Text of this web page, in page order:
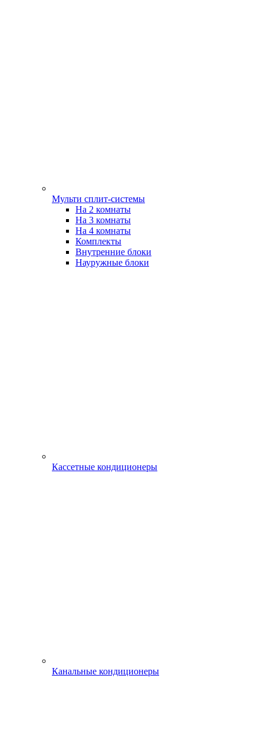
Мульти сплит-системы
На 2 комнаты
На 3 комнаты
На 4 комнаты
Комплекты
Внутренние блоки
Науружные блоки
Кассетные кондиционеры
Канальные кондиционеры